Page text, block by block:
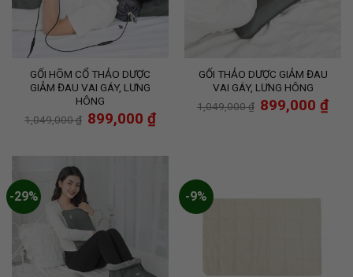
GỐI HÕM CỔ THẢO DƯỢC
GIẢM ĐAU VAI GÁY, LƯNG
HÔNG
1,049,000₫ 899,000₫
GỐI THẢO DƯỢC GIẢM ĐAU
VAI GÁY, LƯNG HÔNG
1,049,000₫ 899,000₫
-29% -9%